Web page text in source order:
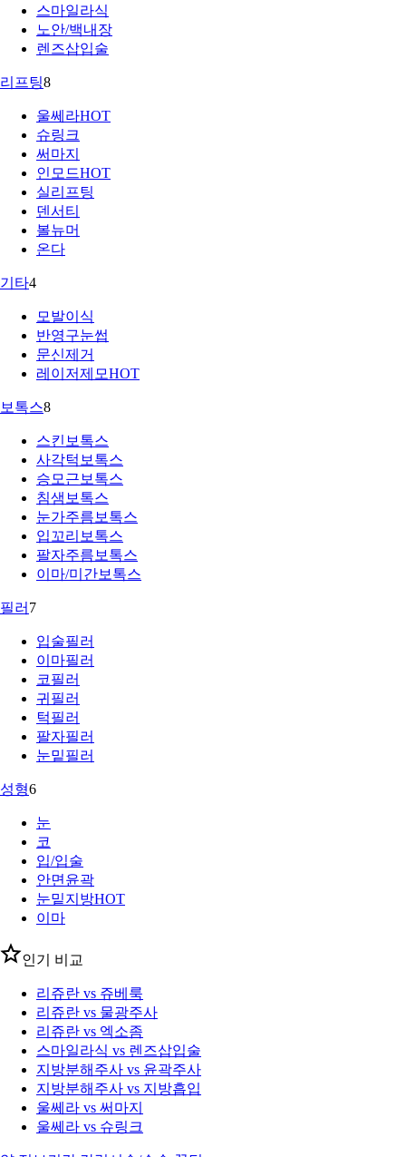
스마일라식
노안/백내장
렌즈삽입술
리프팅8
울쎄라HOT
슈링크
써마지
인모드HOT
실리프팅
덴서티
볼뉴머
온다
기타4
모발이식
반영구눈썹
문신제거
레이저제모HOT
보톡스8
스킨보톡스
사각턱보톡스
승모근보톡스
침샘보톡스
눈가주름보톡스
입꼬리보톡스
팔자주름보톡스
이마/미간보톡스
필러 7
입술필러
이마필러
코필러
귀필러
턱필러
팔자필러
눈밑필러
성형6
눈
코
입/입술
안면윤곽
눈밑지방HOT
이마
인기 비교
리쥬란 vs 쥬베룩
리쥬란 vs 물광주사
리쥬란 vs 엑소좀
스마일라식 vs 렌즈삽입술
지방분해주사 vs 윤곽주사
지방분해주사 vs 지방흡입
울쎄라 vs 써마지
울쎄라 vs 슈링크